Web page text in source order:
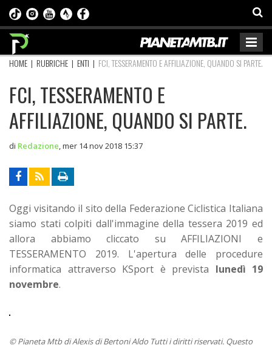
HOME | RUBRICHE | ENTI | FCI, TESSERAMENTO E AFFILIAZIONE, QUANDO SI PARTE.
FCI, TESSERAMENTO E
AFFILIAZIONE, QUANDO SI PARTE.
di Redazione mer 14 nov 2018 15:37
Oggi visitando il sito della Federazione Ciclistica Italiana
siamo stati colpiti dall'immagine della tessera 2019 ed
allora abbiamo cliccato su AFFILIAZIONI e
TESSERAMENTO 2019. L'apertura delle procedure
informatica attraverso KSport è prevista lunedì 19
novembre.
© Pianeta Mtb di Alexis di Bertoni Aldo Tutti i diritti riservati. Questo